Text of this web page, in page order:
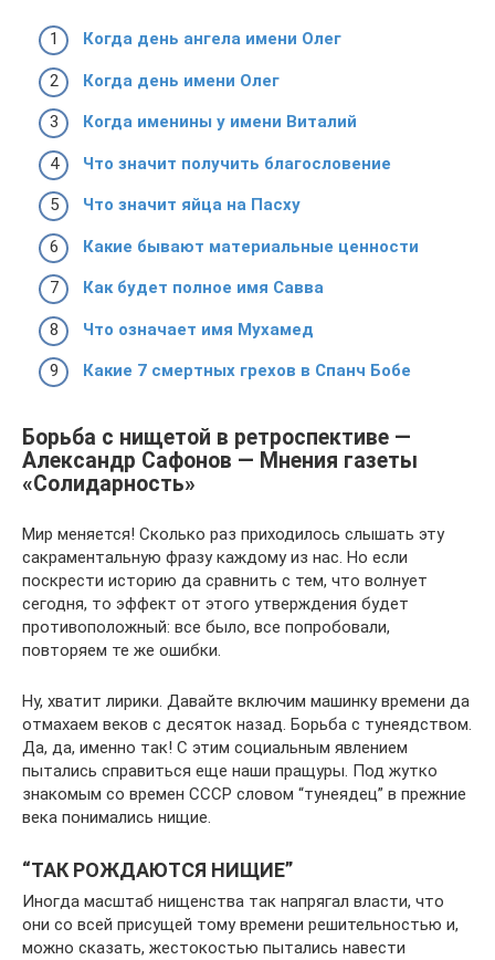
Когда день ангела имени Олег
Когда день имени Олег
Когда именины у имени Виталий
Что значит получить благословение
Что значит яйца на Пасху
Какие бывают материальные ценности
Как будет полное имя Савва
Что означает имя Мухамед
Какие 7 смертных грехов в Спанч Бобе
Борьба с нищетой в ретроспективе —
Александр Сафонов — Мнения газеты
«Солидарность»
Мир меняется! Сколько раз приходилось слышать эту
сакраментальную фразу каждому из нас. Но если
поскрести историю да сравнить с тем, что волнует
сегодня, то эффект от этого утверждения будет
противоположный: все было, все попробовали,
повторяем те же ошибки.
Ну, хватит лирики. Давайте включим машинку времени да
отмахаем веков с десяток назад. Борьба с тунеядством.
Да, да, именно так! С этим социальным явлением
пытались справиться еще наши пращуры. Под жутко
знакомым со времен СССР словом “тунеядец” в прежние
века понимались нищие.
“ТАК РОЖДАЮТСЯ НИЩИЕ”
Иногда масштаб нищенства так напрягал власти, что
они со всей присущей тому времени решительностью и,
можно сказать, жестокостью пытались навести